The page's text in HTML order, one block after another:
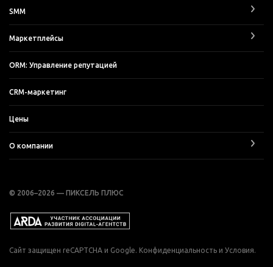
SMM
Маркетплейсы
ORM: Управление репутацией
CRM-маркетинг
Цены
О компании
© 2006–2026 — ПИКСЕЛЬ ПЛЮС
Сайт защищен reCAPTCHA и Google. Конфиденциальность и Условия.